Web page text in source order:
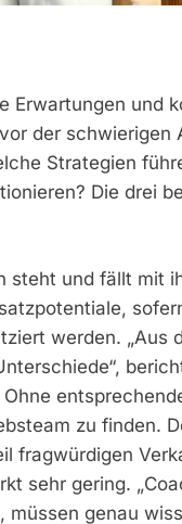
Erwartungen und
der schwierigen
Strategien
Die drei
steht und fällt mit
werden. „Aus
zu finden.
fragwürdigen
sehr gering.
genau